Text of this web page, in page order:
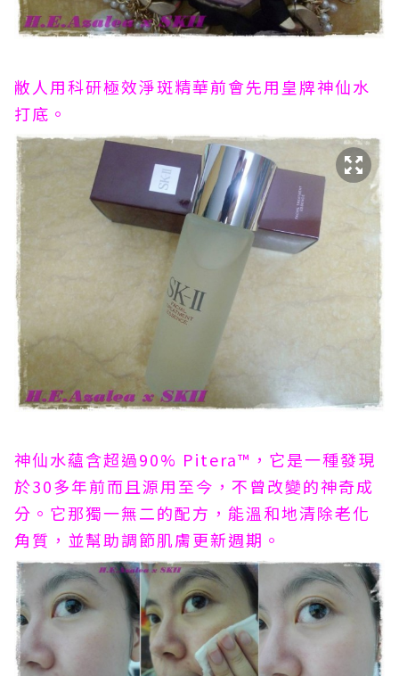
敝人用科研極效淨斑精華前會先用皇牌神仙水
打底。
神仙水蘊含超過90% Pitera™，它是一種發現
於30多年前而且源用至今，不曾改變的神奇成
分。它那獨一無二的配方，能溫和地清除老化
角質，並幫助調節肌膚更新週期。